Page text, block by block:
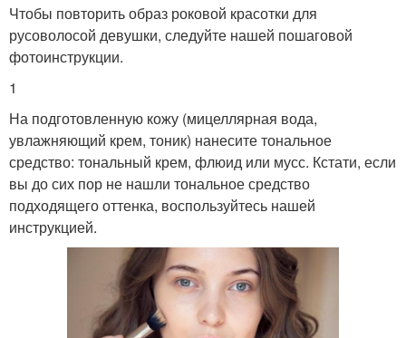
Чтобы повторить образ роковой красотки для
русоволосой девушки, следуйте нашей пошаговой
фотоинструкции.
1
На подготовленную кожу (мицеллярная вода,
увлажняющий крем, тоник) нанесите тональное
средство: тональный крем, флюид или мусс. Кстати, если
вы до сих пор не нашли тональное средство
подходящего оттенка, воспользуйтесь нашей
инструкцией.